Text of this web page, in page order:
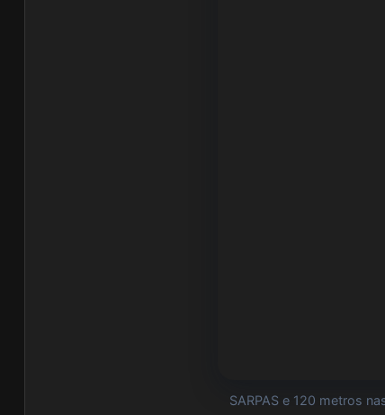
SARPAS e 120 metros